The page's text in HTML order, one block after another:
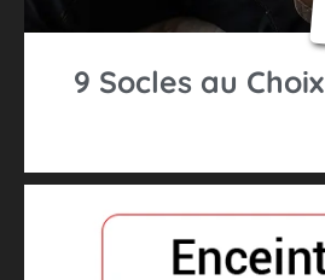
9 Socles au Choix